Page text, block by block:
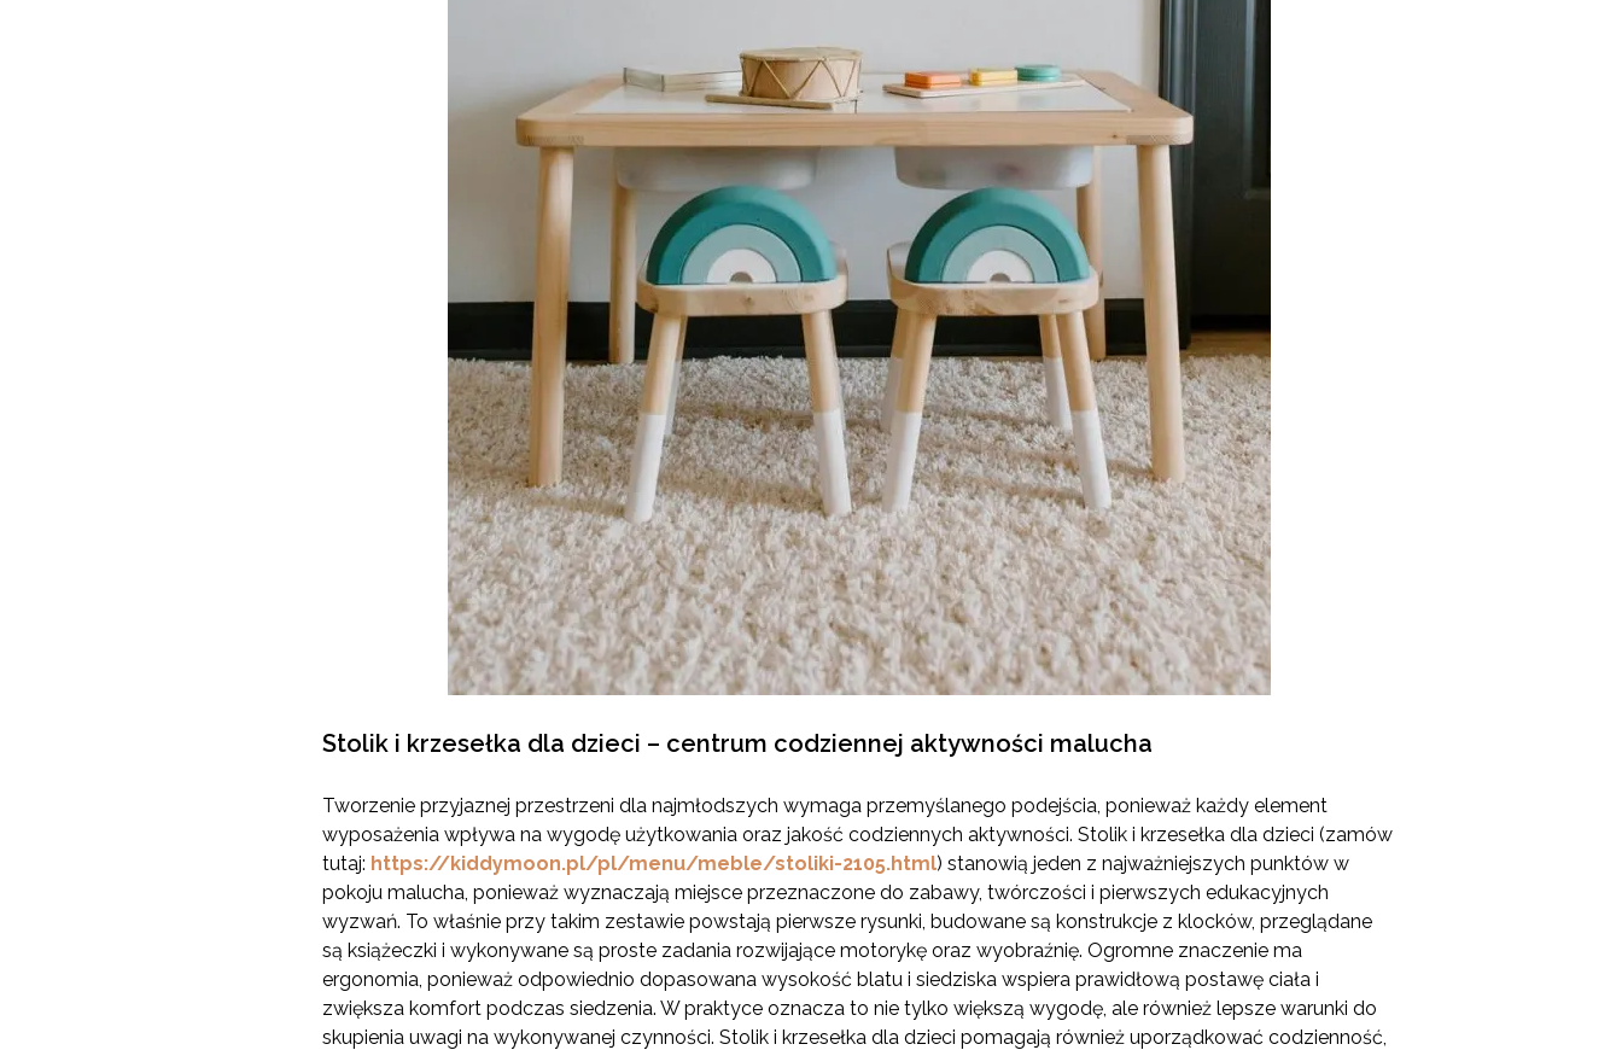
Stolik i krzesełka dla dzieci – centrum codziennej aktywności malucha
Tworzenie przyjaznej przestrzeni dla najmłodszych wymaga przemyślanego podejścia, ponieważ każdy element
wyposażenia wpływa na wygodę użytkowania oraz jakość codziennych aktywności. Stolik i krzesełka dla dzieci (zamów
tutaj: https://kiddymoon.pl/pl/menu/meble/stoliki-2105.html) stanowią jeden z najważniejszych punktów w
pokoju malucha, ponieważ wyznaczają miejsce przeznaczone do zabawy, twórczości i pierwszych edukacyjnych
wyzwań. To właśnie przy takim zestawie powstają pierwsze rysunki, budowane są konstrukcje z klocków, przeglądane
są książeczki i wykonywane są proste zadania rozwijające motorykę oraz wyobraźnię. Ogromne znaczenie ma
ergonomia, ponieważ odpowiednio dopasowana wysokość blatu i siedziska wspiera prawidłową postawę ciała i
zwiększa komfort podczas siedzenia. W praktyce oznacza to nie tylko większą wygodę, ale również lepsze warunki do
skupienia uwagi na wykonywanej czynności. Stolik i krzesełka dla dzieci pomagają również uporządkować codzienność,